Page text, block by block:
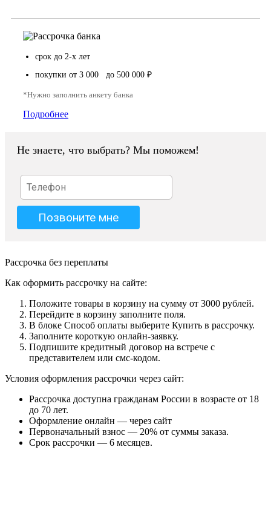
срок до 2-х лет
покупки от 3 000 до 500 000 ₽
*Нужно заполнить анкету банка
Подробнее
Не знаете, что выбрать? Мы поможем!
Рассрочка без переплаты
Как оформить рассрочку на сайте:
Положите товары в корзину на сумму от 3000 рублей.
Перейдите в корзину заполните поля.
В блоке Способ оплаты выберите Купить в рассрочку.
Заполните короткую онлайн-заявку.
Подпишите кредитный договор на встрече с
представителем или смс-кодом.
Условия оформления рассрочки через сайт:
Рассрочка доступна гражданам России в возрасте от 18
до 70 лет.
Оформление онлайн — через сайт
Первоначальный взнос — 20% от суммы заказа.
Срок рассрочки — 6 месяцев.